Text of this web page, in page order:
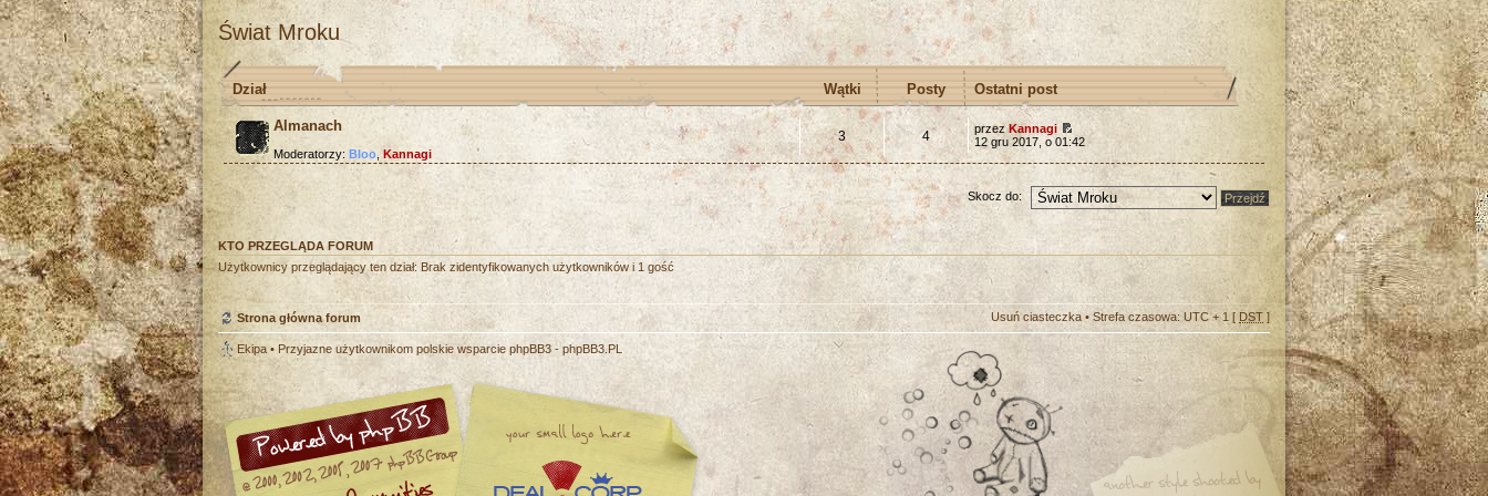
Świat Mroku
Dział Wątki Posty Ostatni post
Almanach
Moderatorzy: Bloo Kannagi
3 4 przezKannagi
12 gru 2017, o 01:42
Skocz do:
KTO PRZEGLĄDA FORUM
Użytkownicy przeglądający ten dział: Brak zidentyfikowanych użytkowników i 1 gość
Strona główna forum Usuń ciasteczka• Strefa czasowa: UTC + 1 [ DST ]
Ekipa • Przyjazne użytkownikom polskie wsparcie phpBB3 - phpBB3.PL